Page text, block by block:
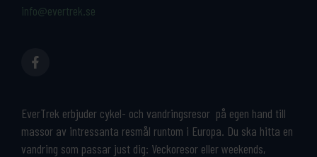
info@evertrek.se
EverTrek erbjuder cykel- och vandringsresor på egen hand till
massor av intressanta resmål runtom i Europa. Du ska hitta en
vandring som passar just dig: Veckoresor eller weekends,